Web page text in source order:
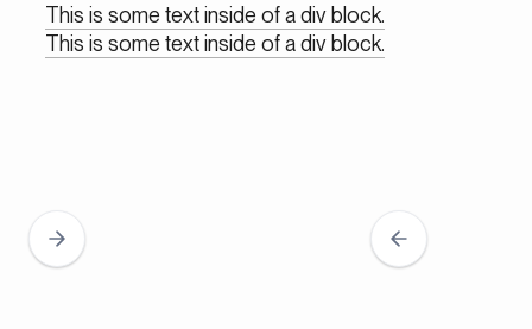
This is some text inside of a div block.
This is some text inside of a div block.